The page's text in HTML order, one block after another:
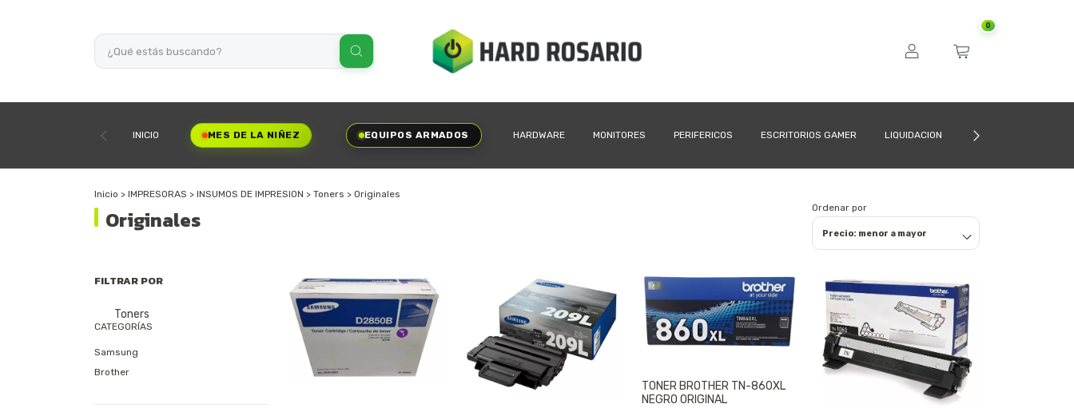
0
INICIO MES DE LA NIÑEZ EQUIPOS ARMADOS HARDWARE MONITORES PERIFERICOS ESCRITORIOS GAMER LIQUIDACION CÓMO COMPRAR
Inicio > IMPRESORAS > INSUMOS DE IMPRESION > Toners > Originales
Originales Ordenar por
FILTRAR POR
Toners
CATEGORÍAS
Samsung
Brother
TONER BROTHER TN-860XL
NEGRO ORIGINAL